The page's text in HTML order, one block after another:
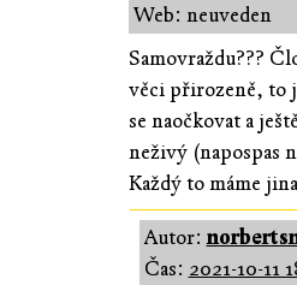
Web: neuveden
Samovraždu???
věci přirozeně, to
se naočkovat a
neživý (napospas
Každý to máme
Autor:
Čas: 2021-10-11